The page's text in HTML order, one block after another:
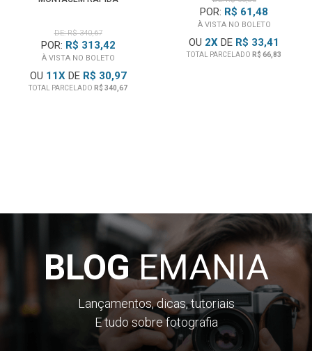
DE: R$ 340,67
POR: R$ 313,42
À VISTA NO BOLETO
OU 11XDE R$ 30,97
TOTAL PARCELADO R$ 340,67
POR: R$ 61,48
À VISTA NO BOLETO
OU 2X DE R$ 33,41
TOTAL PARCELADO R$ 66,83
BLOGEMANIA
Lançamentos, dicas, tutoriais
E tudo sobre fotografia